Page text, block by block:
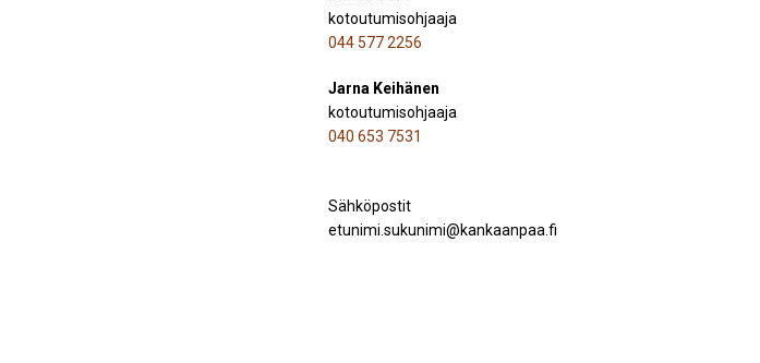
kotoutumisohjaaja
044 577 2256
Jarna Keihänen
kotoutumisohjaaja
040 653 7531
Sähköpostit
etunimi.sukunimi@kankaanpaa.fi